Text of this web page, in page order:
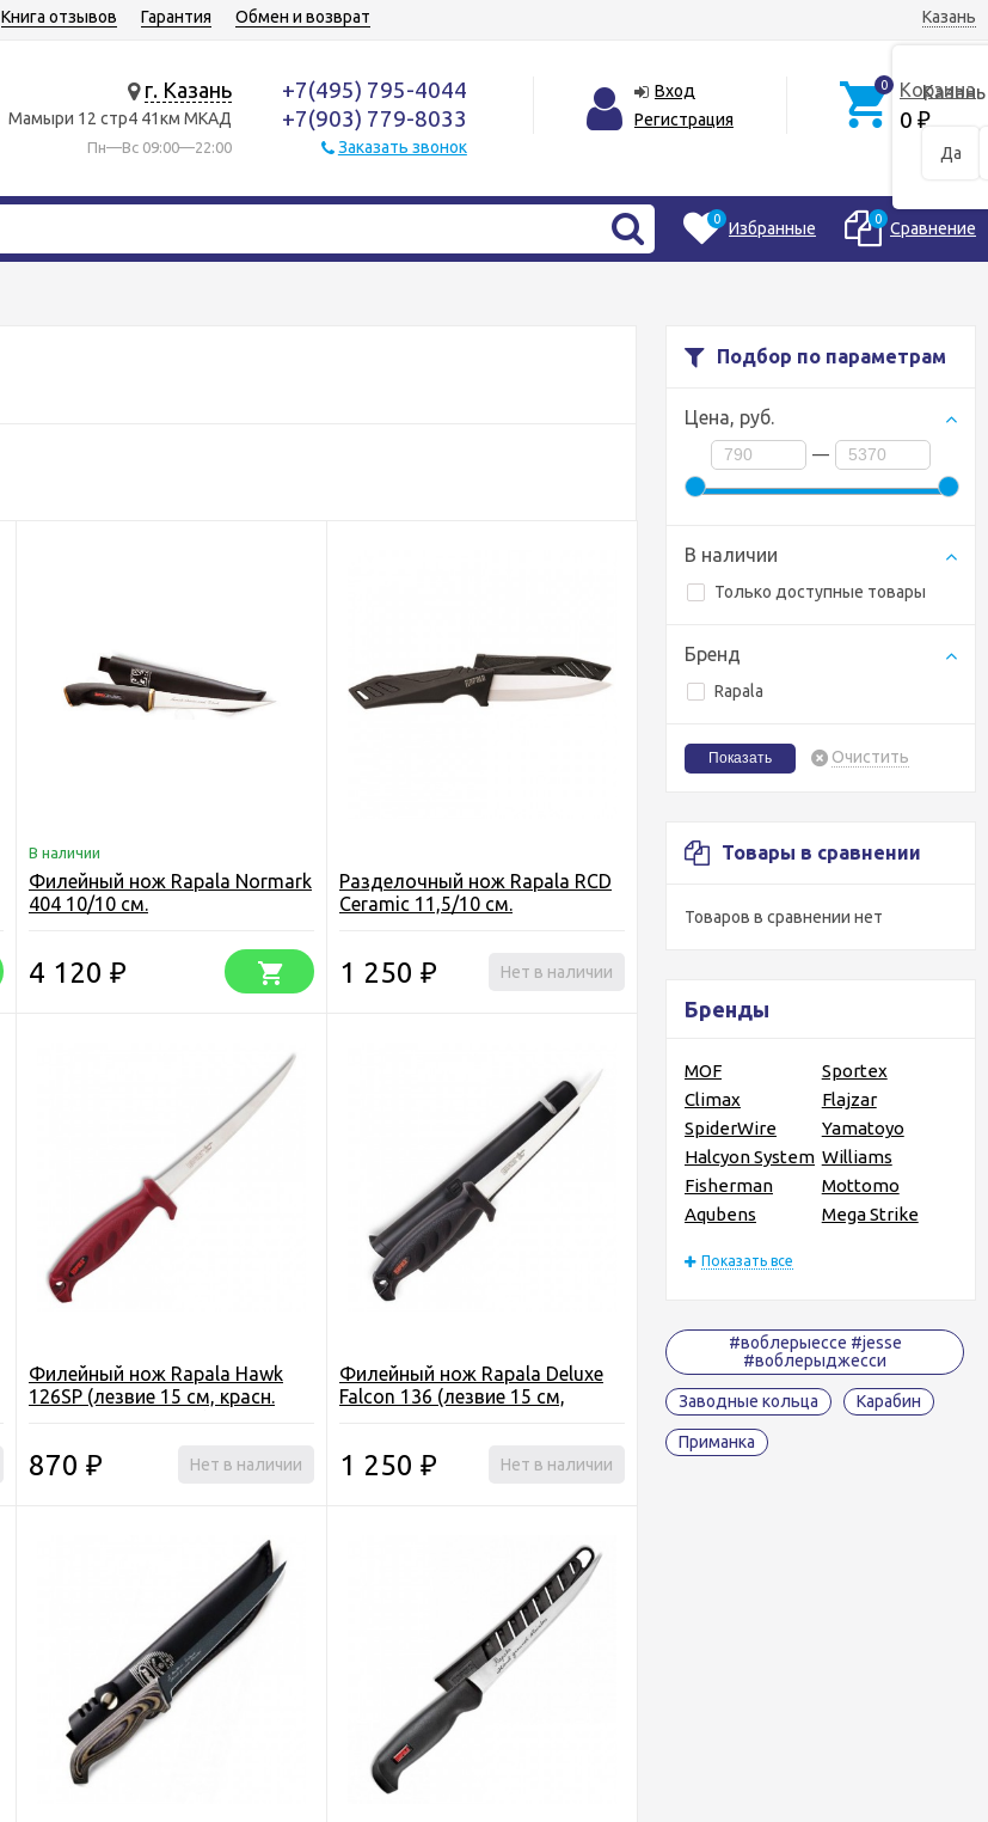
Казань
Да
Книга отзывов Гарантия Обмен и возврат
г. Казань
Мамыри 12 стр4 41км МКАД
Пн—Вс 09:00—22:00
+7(495) 795-4044
+7(903) 779-8033
Заказать звонок
Вход
Регистрация
0 Корзина
0 ₽
0 Избранные 0 Сравнение
Подбор по параметрам
Цена, руб.
—
В наличии
Только доступные товары
Бренд
Rapala
Очистить
Товары в сравнении
Товаров в сравнении нет
Бренды
MOF
Sportex
Climax
Flajzar
SpiderWire
Yamatoyo
Halcyon System Williams
Fisherman
Mottomo
Aqubens
Mega Strike
Показать все
#воблерыессе #jesse
#воблерыджесси
Заводные кольца Карабин
Приманка
В наличии
Филейный нож Rapala Normark
404 10/10 см.
4 120 ₽
Разделочный нож Rapala RCD
Ceramic 11,5/10 см.
1 250 ₽ Нет в наличии
Филейный нож Rapala Hawk
126SP (лезвие 15 см, красн.
870 ₽ Нет в наличии
Филейный нож Rapala Deluxe
Falcon 136 (лезвие 15 см,
1 250 ₽ Нет в наличии